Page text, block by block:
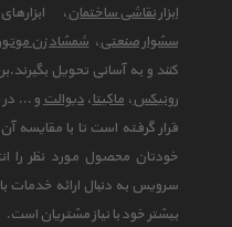
ابزار نقاشی ساختمان،
سشوار صنعتی،شمشاد زن
کنند و به آسانی تحویل
رونیکس،ماکیتا،دیوالتو ...
قرار گرفته است تا با مقایسه
خودتان محصول مورد نظر را
سرویس به دنبال ارائه خدمات
بیشتر خود با نیاز مشتریان است.